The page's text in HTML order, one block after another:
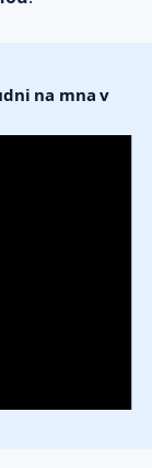
na mna v